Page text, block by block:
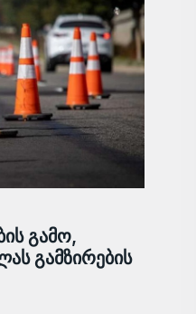
გამო,
გამზირების